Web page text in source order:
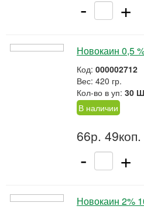
- +
Новокаин 0,5
Код: 000002712
Вес: 420 гр.
Кол-во в уп: 30
В наличии
66р. 49коп.
- +
Новокаин 2%